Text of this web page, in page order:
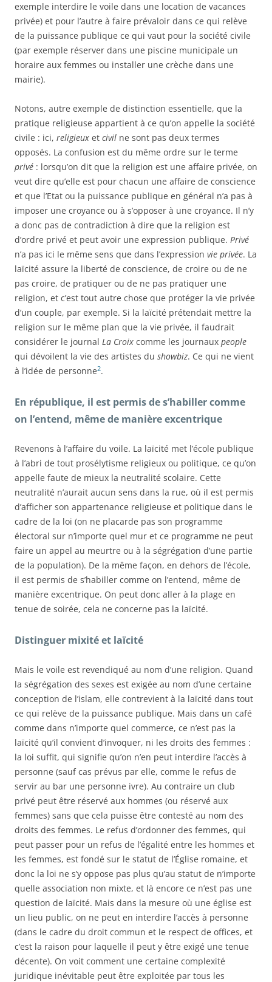
exemple interdire le voile dans une location de vacances
privée) et pour l’autre à faire prévaloir dans ce qui relève
de la puissance publique ce qui vaut pour la société civile
(par exemple réserver dans une piscine municipale un
horaire aux femmes ou installer une crèche dans une
mairie).
Notons, autre exemple de distinction essentielle, que la
pratique religieuse appartient à ce qu’on appelle la société
civile : ici, religieux et civil ne sont pas deux termes
opposés. La confusion est du même ordre sur le terme
privé : lorsqu’on dit que la religion est une affaire privée, on
veut dire qu’elle est pour chacun une affaire de conscience
et que l’Etat ou la puissance publique en général n’a pas à
imposer une croyance ou à s’opposer à une croyance. Il n’y
a donc pas de contradiction à dire que la religion est
d’ordre privé et peut avoir une expression publique. Privé
n’a pas ici le même sens que dans l’expression vie privée. La
laïcité assure la liberté de conscience, de croire ou de ne
pas croire, de pratiquer ou de ne pas pratiquer une
religion, et c’est tout autre chose que protéger la vie privée
d’un couple, par exemple. Si la laïcité prétendait mettre la
religion sur le même plan que la vie privée, il faudrait
considérer le journal La Croix comme les journaux people
qui dévoilent la vie des artistes du showbiz. Ce qui ne vient
à l’idée de personne2.
En république, il est permis de s’habiller comme
on l’entend, même de manière excentrique
Revenons à l’affaire du voile. La laïcité met l’école publique
à l’abri de tout prosélytisme religieux ou politique, ce qu’on
appelle faute de mieux la neutralité scolaire. Cette
neutralité n’aurait aucun sens dans la rue, où il est permis
d’afficher son appartenance religieuse et politique dans le
cadre de la loi (on ne placarde pas son programme
électoral sur n’importe quel mur et ce programme ne peut
faire un appel au meurtre ou à la ségrégation d’une partie
de la population). De la même façon, en dehors de l’école,
il est permis de s’habiller comme on l’entend, même de
manière excentrique. On peut donc aller à la plage en
tenue de soirée, cela ne concerne pas la laïcité.
Distinguer mixité et laïcité
Mais le voile est revendiqué au nom d’une religion. Quand
la ségrégation des sexes est exigée au nom d’une certaine
conception de l’islam, elle contrevient à la laïcité dans tout
ce qui relève de la puissance publique. Mais dans un café
comme dans n’importe quel commerce, ce n’est pas la
laïcité qu’il convient d’invoquer, ni les droits des femmes :
la loi suffit, qui signifie qu’on n’en peut interdire l’accès à
personne (sauf cas prévus par elle, comme le refus de
servir au bar une personne ivre). Au contraire un club
privé peut être réservé aux hommes (ou réservé aux
femmes) sans que cela puisse être contesté au nom des
droits des femmes. Le refus d’ordonner des femmes, qui
peut passer pour un refus de l’égalité entre les hommes et
les femmes, est fondé sur le statut de l’Église romaine, et
donc la loi ne s’y oppose pas plus qu’au statut de n’importe
quelle association non mixte, et là encore ce n’est pas une
question de laïcité. Mais dans la mesure où une église est
un lieu public, on ne peut en interdire l’accès à personne
(dans le cadre du droit commun et le respect de offices, et
c’est la raison pour laquelle il peut y être exigé une tenue
décente). On voit comment une certaine complexité
juridique inévitable peut être exploitée par tous les